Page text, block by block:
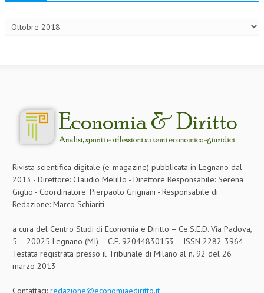
SVILUPPO SOSTENIBILE
PERSONA E CITTÀ
DIRITTO DEL LAVORO
DIRITTO DEL WEB
CRIMINOLOGIA E CRIMINALISTICA
SICUREZZA SUL LAVORO
DIRITTO TRIBUTARIO
FISCALITÀ INTERNAZIONALE
TAX RISK MANAGEMENT
Rivista scientifica digitale (e-magazine) pubblicata in Legnano dal
2013 - Direttore: Claudio Melillo - Direttore Responsabile: Serena
Giglio - Coordinatore: Pierpaolo Grignani - Responsabile di
Redazione: Marco Schiariti
a cura del Centro Studi di Economia e Diritto – Ce.S.E.D. Via Padova,
5 – 20025 Legnano (MI) – C.F. 92044830153 – ISSN 2282-3964
Testata registrata presso il Tribunale di Milano al n. 92 del 26
marzo 2013
Contattaci: redazione@economiaediritto.it